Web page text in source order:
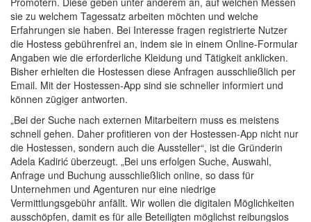
sie zu welchem Tagessatz arbeiten möchten und welche
Erfahrungen sie haben. Bei Interesse fragen registrierte Nutzer
die Hostess gebührenfrei an, indem sie in einem Online-Formular
Angaben wie die erforderliche Kleidung und Tätigkeit anklicken.
Bisher erhielten die Hostessen diese Anfragen ausschließlich per
Email. Mit der Hostessen-App sind sie schneller informiert und
können zügiger antworten.
„Bei der Suche nach externen Mitarbeitern muss es meistens
schnell gehen. Daher profitieren von der Hostessen-App nicht nur
die Hostessen, sondern auch die Aussteller“, ist die Gründerin
Adela Kadirić überzeugt. „Bei uns erfolgen Suche, Auswahl,
Anfrage und Buchung ausschließlich online, so dass für
Unternehmen und Agenturen nur eine niedrige
Vermittlungsgebühr anfällt. Wir wollen die digitalen Möglichkeiten
ausschöpfen, damit es für alle Beteiligten möglichst reibungslos